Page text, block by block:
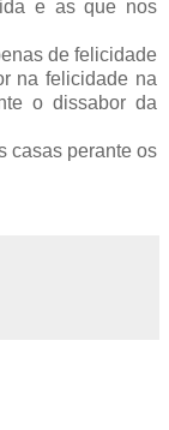
e as que nos
de felicidade
na felicidade na
o dissabor da
casas perante os